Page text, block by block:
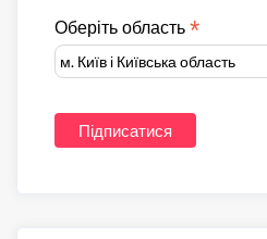
Оберіть область *